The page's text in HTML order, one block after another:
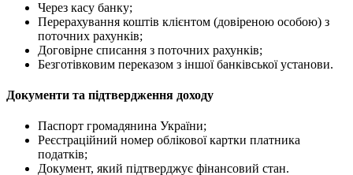
Через касу банку;
Перерахування коштів клієнтом (довіреною особою) з
поточних рахунків;
Договірне списання з поточних рахунків;
Безготівковим переказом з іншої банківської установи.
Документи та підтвердження доходу
Паспорт громадянина України;
Реєстраційний номер облікової картки платника
податків;
Документ, який підтверджує фінансовий стан.